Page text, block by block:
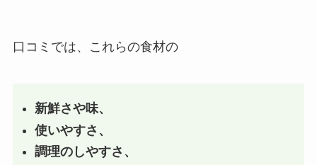
口コミでは、これらの食材の
新鮮さや味、
使いやすさ、
調理のしやすさ、